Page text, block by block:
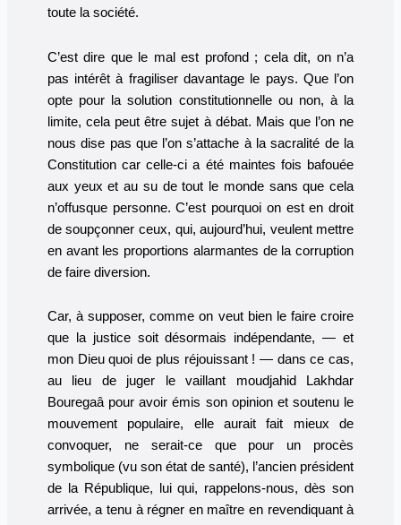
toute la société.
C’est dire que le mal est profond ; cela dit, on n’a
pas intérêt à fragiliser davantage le pays. Que l’on
opte pour la solution constitutionnelle ou non, à la
limite, cela peut être sujet à débat. Mais que l’on ne
nous dise pas que l’on s’attache à la sacralité de la
Constitution car celle-ci a été maintes fois bafouée
aux yeux et au su de tout le monde sans que cela
n’offusque personne. C’est pourquoi on est en droit
de soupçonner ceux, qui, aujourd’hui, veulent mettre
en avant les proportions alarmantes de la corruption
de faire diversion.
Car, à supposer, comme on veut bien le faire croire
que la justice soit désormais indépendante, ­— et
mon Dieu quoi de plus réjouissant ! — dans ce cas,
au lieu de juger le vaillant moudjahid Lakhdar
Bouregaâ pour avoir émis son opinion et soutenu le
mouvement populaire, elle aurait fait mieux de
convoquer, ne serait-ce que pour un procès
symbolique (vu son état de santé), l’ancien président
de la République, lui qui, rappelons-nous, dès son
arrivée, a tenu à régner en maître en revendiquant à